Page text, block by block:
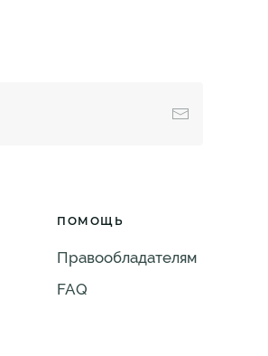
ПОМОЩЬ
Правообладателям
FAQ